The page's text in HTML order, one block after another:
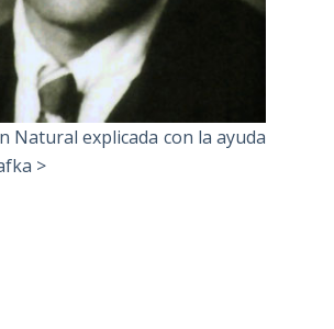
Natural explicada con la ayuda
>